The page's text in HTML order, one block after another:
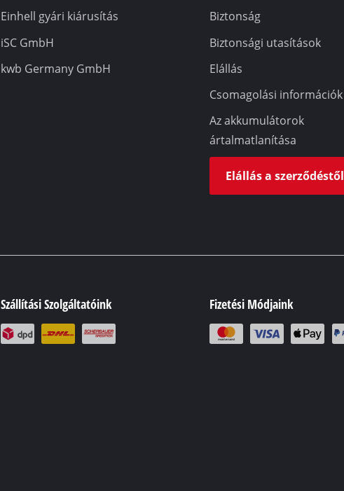
Einhell gyári kiárusítás
iSC GmbH
kwb Germany GmbH
Biztonság
Biztonsági utasítások
Elállás
Csomagolási információk
Az akkumulátorok
ártalmatlanítása
Elállás a szerződéstől
Szállítási Szolgáltatóink Fizetési Módjaink